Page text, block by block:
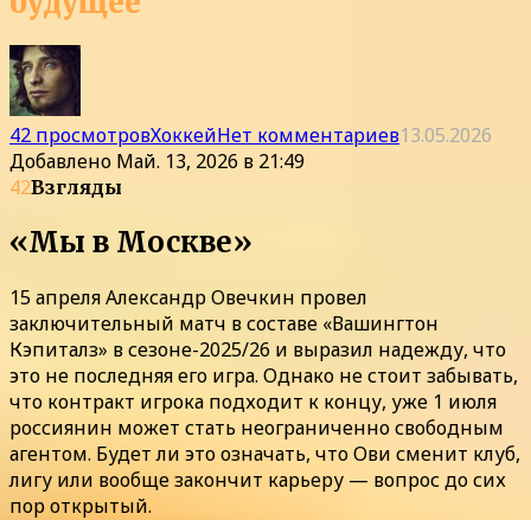
42 просмотровХоккейНет комментариев13.05.2026
Добавлено Май. 13, 2026 в 21:49
42Взгляды
«Мы в Москве»
15 апреля Александр Овечкин провел
заключительный матч в составе «Вашингтон
Кэпиталз» в сезоне-2025/26 и выразил надежду, что
это не последняя его игра. Однако не стоит забывать,
что контракт игрока подходит к концу, уже 1 июля
россиянин может стать неограниченно свободным
агентом. Будет ли это означать, что Ови сменит клуб,
лигу или вообще закончит карьеру — вопрос до сих
пор открытый.